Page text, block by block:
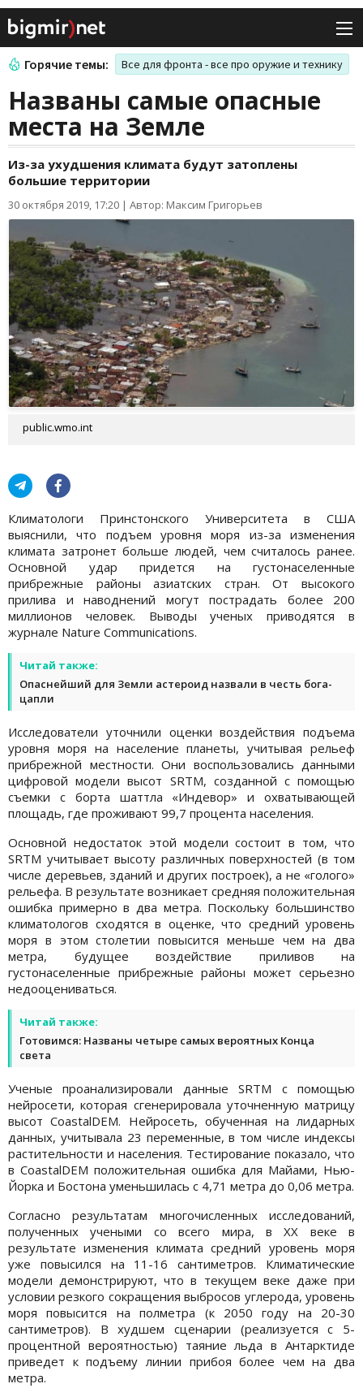
Горячие темы: Все для фронта - все про оружие и технику
Названы самые опасные
места на Земле
Из-за ухудшения климата будут затоплены
большие территории
30 октября 2019, 17:20 | Автор: Максим Григорьев
public.wmo.int
Климатологи Принстонского Университета в США
выяснили, что подъем уровня моря из-за изменения
климата затронет больше людей, чем считалось ранее.
Основной удар придется на густонаселенные
прибрежные районы азиатских стран. От высокого
прилива и наводнений могут пострадать более 200
миллионов человек. Выводы ученых приводятся в
журнале Nature Communications.
Читай также:
Опаснейший для Земли астероид назвали в честь бога-
цапли
Исследователи уточнили оценки воздействия подъема
уровня моря на население планеты, учитывая рельеф
прибрежной местности. Они воспользовались данными
цифровой модели высот SRTM, созданной с помощью
съемки с борта шаттла «Индевор» и охватывающей
площадь, где проживают 99,7 процента населения.
Основной недостаток этой модели состоит в том, что
SRTM учитывает высоту различных поверхностей (в том
числе деревьев, зданий и других построек), а не «голого»
рельефа. В результате возникает средняя положительная
ошибка примерно в два метра. Поскольку большинство
климатологов сходятся в оценке, что средний уровень
моря в этом столетии повысится меньше чем на два
метра, будущее воздействие приливов на
густонаселенные прибрежные районы может серьезно
недооцениваться.
Читай также:
Готовимся: Названы четыре самых вероятных Конца
света
Ученые проанализировали данные SRTM с помощью
нейросети, которая сгенерировала уточненную матрицу
высот CoastalDEM. Нейросеть, обученная на лидарных
данных, учитывала 23 переменные, в том числе индексы
растительности и населения. Тестирование показало, что
в CoastalDEM положительная ошибка для Майами, Нью-
Йорка и Бостона уменьшилась с 4,71 метра до 0,06 метра.
Согласно результатам многочисленных исследований,
полученных учеными со всего мира, в XX веке в
результате изменения климата средний уровень моря
уже повысился на 11-16 сантиметров. Климатические
модели демонстрируют, что в текущем веке даже при
условии резкого сокращения выбросов углерода, уровень
моря повысится на полметра (к 2050 году на 20-30
сантиметров). В худшем сценарии (реализуется с 5-
процентной вероятностью) таяние льда в Антарктиде
приведет к подъему линии прибоя более чем на два
метра.